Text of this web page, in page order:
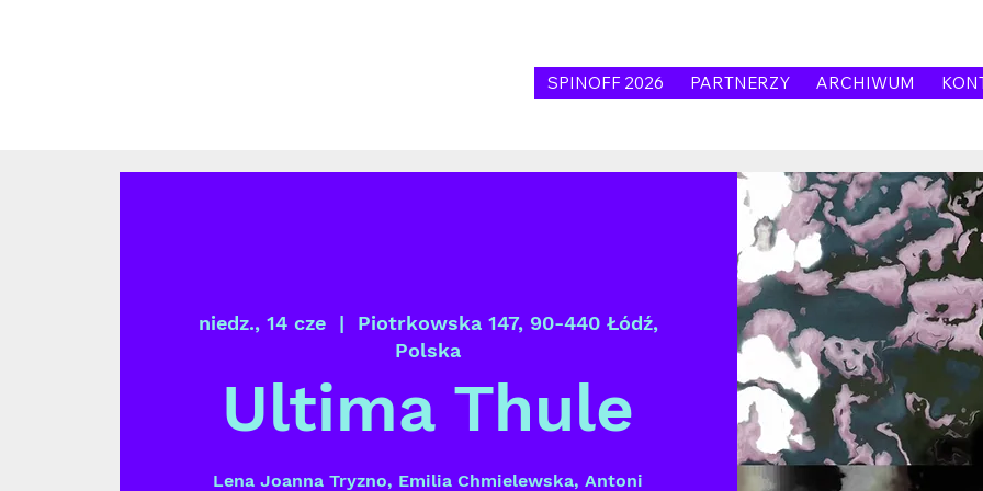
SPINOFF 2026 PARTNERZY ARCHIWUM
niedz., 14 cze
  |
Piotrkowska 147, 90-440 Łódź,
Polska
Ultima Thule
Lena Joanna Tryzno, Emilia Chmielewska, Antoni